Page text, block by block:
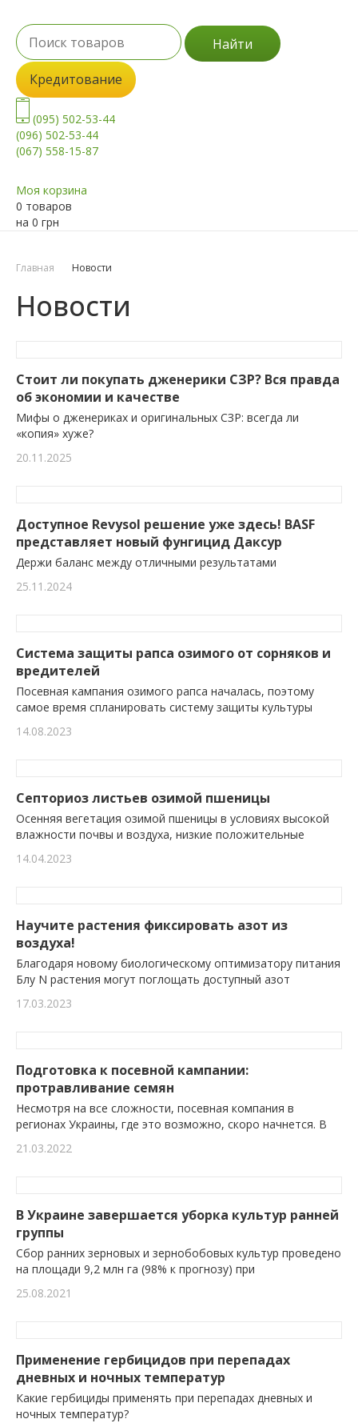
Найти
Кредитование
(095) 502-53-44
(096) 502-53-44
(067) 558-15-87
Моя корзина
0 товаров
на 0 грн
Главная Новости
Новости
Стоит ли покупать дженерики СЗР? Вся правда
об экономии и качестве
Мифы о дженериках и оригинальных СЗР: всегда ли
«копия» хуже?
20.11.2025
Доступное Revysol решение уже здесь! BASF
представляет новый фунгицид Даксур
Держи баланс между отличными результатами
25.11.2024
Система защиты рапса озимого от сорняков и
вредителей
Посевная кампания озимого рапса началась, поэтому
самое время спланировать систему защиты культуры
14.08.2023
Септориоз листьев озимой пшеницы
Осенняя вегетация озимой пшеницы в условиях высокой
влажности почвы и воздуха, низкие положительные
14.04.2023
Научите растения фиксировать азот из
воздуха!
Благодаря новому биологическому оптимизатору питания
Блу N растения могут поглощать доступный азот
17.03.2023
Подготовка к посевной кампании:
протравливание семян
Несмотря на все сложности, посевная компания в
регионах Украины, где это возможно, скоро начнется. В
21.03.2022
В Украине завершается уборка культур ранней
группы
Сбор ранних зерновых и зернобобовых культур проведено
на площади 9,2 млн га (98% к прогнозу) при
25.08.2021
Применение гербицидов при перепадах
дневных и ночных температур
Какие гербициды применять при перепадах дневных и
ночных температур?